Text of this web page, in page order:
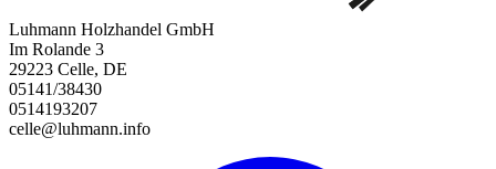
Luhmann Holzhandel GmbH
Im Rolande 3
29223 Celle, DE
05141/38430
0514193207
celle@luhmann.info